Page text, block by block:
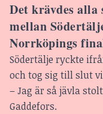
Det krävdes
mellan
Norrköpings
Södertälje ryckte
och tog sig till slut
– Jag är så jävla
Gaddefors.